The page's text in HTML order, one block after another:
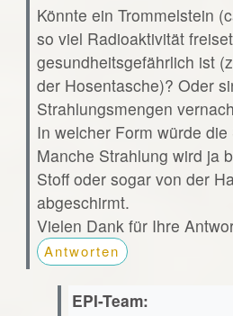
Könnte ein Trommelstein
so viel Radioaktivität
gesundheitsgefährlich ist
der Hosentasche)? Oder
Strahlungsmengen
In welcher Form würde
Manche Strahlung wird ja
Stoff oder sogar von der
abgeschirmt.
Vielen Dank für Ihre
Antworten
EPI-Team: